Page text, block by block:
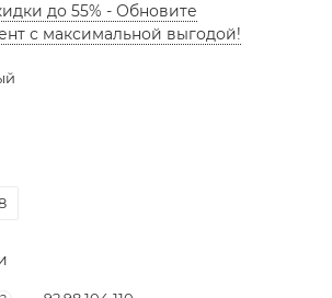
до 55% - Обновите
с максимальной выгодой!